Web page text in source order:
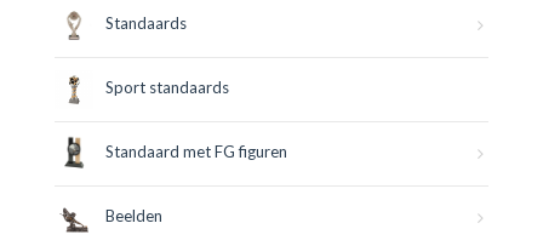
Standaards
Sport standaards
Standaard met FG figuren
Beelden